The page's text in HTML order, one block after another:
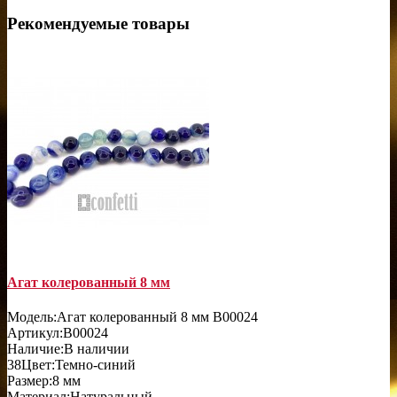
Рекомендуемые товары
Агат колерованный 8 мм
Модель:Агат колерованный 8 мм B00024
Артикул:B00024
Наличие:В наличии
38Цвет:Темно-синий
Размер:8 мм